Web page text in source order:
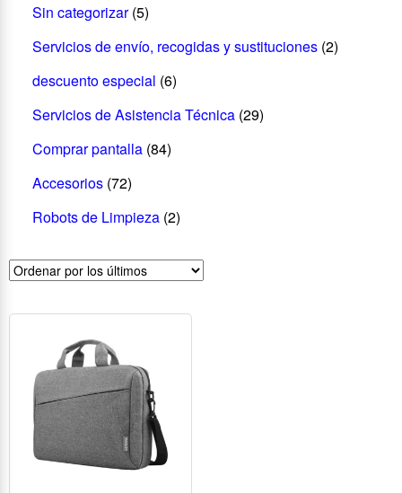
Sin categorizar (5)
Servicios de envío, recogidas y sustituciones (2)
descuento especial (6)
Servicios de Asistencia Técnica (29)
Comprar pantalla (84)
Accesorios (72)
Robots de Limpieza (2)